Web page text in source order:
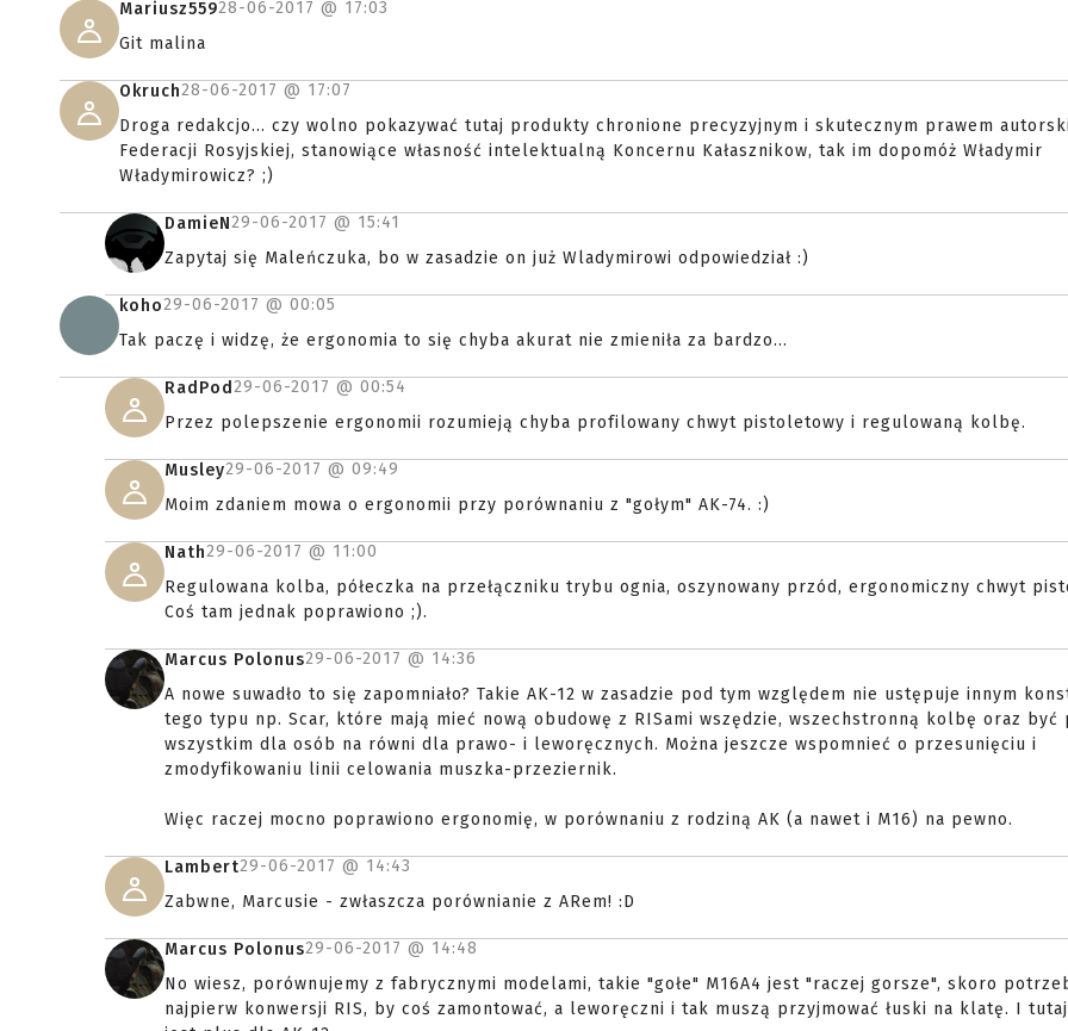
Mariusz55928-06-2017 @ 17:03
Git malina
Okruch28-06-2017 @ 17:07
Droga redakcjo... czy wolno pokazywać tutaj produkty chronione precyzyjnym i skutecznym prawem
Federacji Rosyjskiej, stanowiące własność intelektualną Koncernu Kałasznikow, tak im dopomóż Władymir
Władymirowicz? ;)
DamieN29-06-2017 @ 15:41
Zapytaj się Maleńczuka, bo w zasadzie on już Wladymirowi odpowiedział :)
koho29-06-2017 @ 00:05
Tak paczę i widzę, że ergonomia to się chyba akurat nie zmieniła za bardzo...
RadPod29-06-2017 @ 00:54
Przez polepszenie ergonomii rozumieją chyba profilowany chwyt pistoletowy i regulowaną kolbę.
Musley29-06-2017 @ 09:49
Moim zdaniem mowa o ergonomii przy porównaniu z "gołym" AK-74. :)
Nath29-06-2017 @ 11:00
Regulowana kolba, półeczka na przełączniku trybu ognia, oszynowany przód, ergonomiczny chwyt
Coś tam jednak poprawiono ;).
Marcus Polonus29-06-2017 @ 14:36
A nowe suwadło to się zapomniało? Takie AK-12 w zasadzie pod tym względem nie ustępuje innym
tego typu np. Scar, które mają mieć nową obudowę z RISami wszędzie, wszechstronną kolbę oraz być
wszystkim dla osób na równi dla prawo- i leworęcznych. Można jeszcze wspomnieć o przesunięciu i
zmodyfikowaniu linii celowania muszka-przeziernik.
Więc raczej mocno poprawiono ergonomię, w porównaniu z rodziną AK (a nawet i M16) na pewno.
Lambert29-06-2017 @ 14:43
Zabwne, Marcusie - zwłaszcza porównianie z ARem! :D
Marcus Polonus29-06-2017 @ 14:48
No wiesz, porównujemy z fabrycznymi modelami, takie "gołe" M16A4 jest "raczej gorsze", skoro
najpierw konwersji RIS, by coś zamontować, a leworęczni i tak muszą przyjmować łuski na klatę. I tutaj